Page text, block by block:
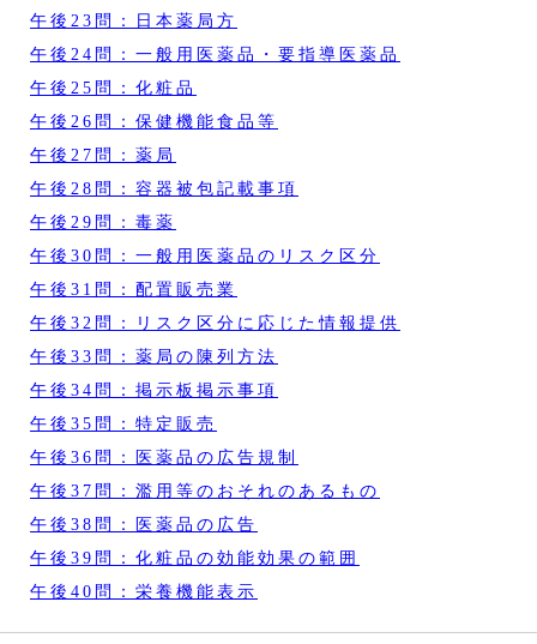
午後23問：日本薬局方
午後24問：一般用医薬品・要指導医薬品
午後25問：化粧品
午後26問：保健機能食品等
午後27問：薬局
午後28問：容器被包記載事項
午後29問：毒薬
午後30問：一般用医薬品のリスク区分
午後31問：配置販売業
午後32問：リスク区分に応じた情報提供
午後33問：薬局の陳列方法
午後34問：掲示板掲示事項
午後35問：特定販売
午後36問：医薬品の広告規制
午後37問：濫用等のおそれのあるもの
午後38問：医薬品の広告
午後39問：化粧品の効能効果の範囲
午後40問：栄養機能表示